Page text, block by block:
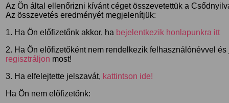
Az Ön által ellenőrizni kívánt céget összevetettük a
Az összevetés eredményét megjelenítjük:
1. Ha Ön előfizetőnk akkor, ha bejelentkezik honlapunkra itt
2. Ha Ön előfizetőként nem rendelkezik felhasználónévvel
regisztráljon most!
3. Ha elfelejtette jelszavát, kattintson ide!
Ha Ön nem előfizetőnk: